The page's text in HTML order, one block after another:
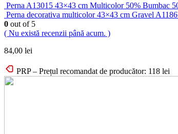
Perna A13015 43×43 cm Multicolor 50% Bumbac
Perna decorativa multicolor 43×43 cm Gravel
0 out of 5
( Nu există recenzii până acum. )
84,00 lei
PRP – Prețul recomandat de producător: 118 lei